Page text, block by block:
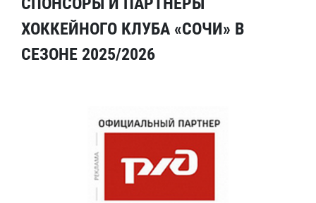
ХОККЕЙНОГО КЛУБА «СОЧИ» В
СЕЗОНЕ 2025/2026